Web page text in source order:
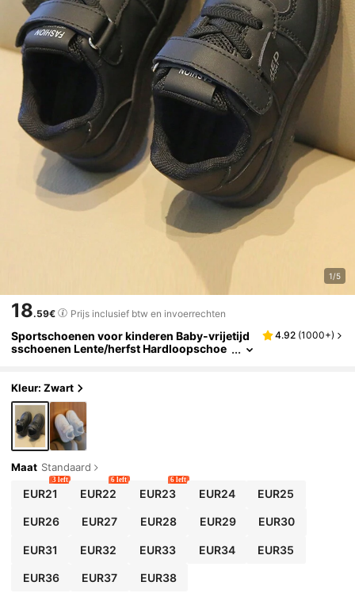
1/5
18.59€ Prijs inclusief btw en invoerrechten
Sportschoenen voor kinderen Baby-vrijetijd
sschoenen Lente/herfst Hardloopschoe
4.92 (1000+)
Kleur: Zwart
Maat Standaard
EUR21
3 left
EUR22
6 left
EUR23
6 left
EUR24 EUR25
EUR26 EUR27 EUR28 EUR29 EUR30
EUR31 EUR32 EUR33 EUR34 EUR35
EUR36 EUR37 EUR38